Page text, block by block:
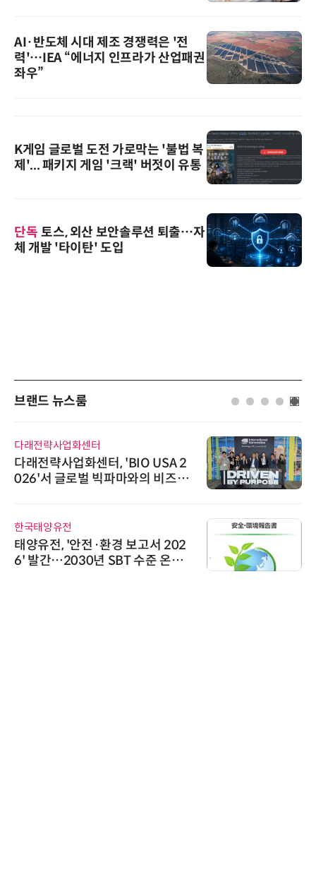
AI·반도체 시대 제조 경쟁력은 '전
력'…IEA “에너지 인프라가 산업패권
좌우”
K게임 글로벌 도전 가로막는 '불법 복
제'... 패키지 게임 '크랙' 버젓이 유통
단독 토스, 외산 보안솔루션 퇴출…자
체 개발 '타이탄' 도입
브랜드 뉴스룸
다래전략사업화센터
다래전략사업화센터, 'BIO USA 2
026'서 글로벌 빅파마와의 비즈니
한국태양유전
태양유전, '안전·환경 보고서 202
6' 발간…2030년 SBT 수준 온실